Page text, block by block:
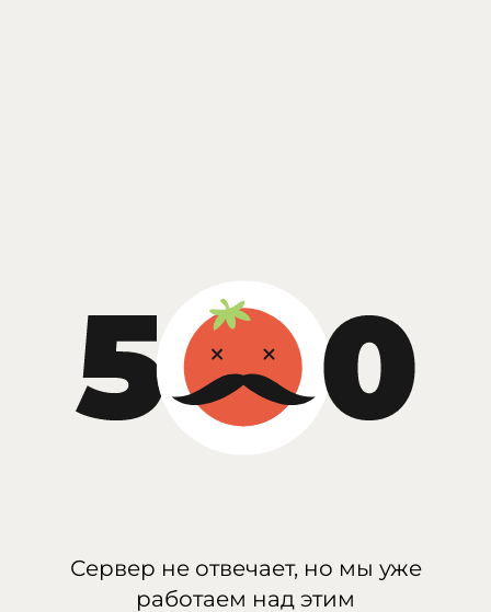
Сервер не отвечает, но мы уже
работаем над этим